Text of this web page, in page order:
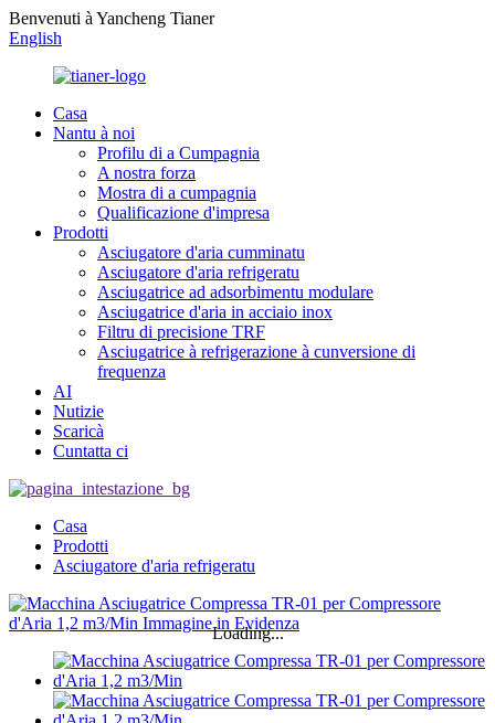
Benvenuti à Yancheng Tianer
English
Casa
Nantu à noi
Profilu di a Cumpagnia
A nostra forza
Mostra di a cumpagnia
Qualificazione d'impresa
Prodotti
Asciugatore d'aria cumminatu
Asciugatore d'aria refrigeratu
Asciugatrice ad adsorbimentu modulare
Asciugatrice d'aria in acciaio inox
Filtru di precisione TRF
Asciugatrice à refrigerazione à cunversione di
frequenza
AI
Nutizie
Scaricà
Cuntatta ci
Casa
Prodotti
Asciugatore d'aria refrigeratu
Loading...